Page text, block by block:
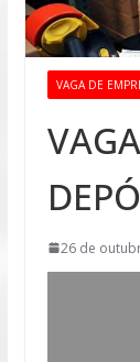
VAGA DE
26 de